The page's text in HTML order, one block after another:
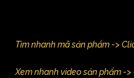
Tìm nhanh mã sản phẩm ->
Xem nhanh video sản phẩm ->